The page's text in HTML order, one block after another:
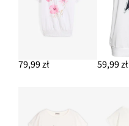
79,99 zł 59,99 zł